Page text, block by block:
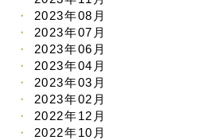
2023年08月
2023年07月
2023年06月
2023年04月
2023年03月
2023年02月
2022年12月
2022年10月